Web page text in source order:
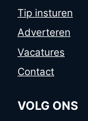
Tip insturen
Adverteren
Vacatures
Contact
VOLG ONS